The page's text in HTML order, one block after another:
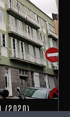
(2020)